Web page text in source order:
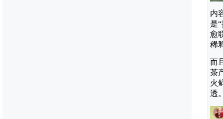
内
是
愈
稀
而
茶
火
透